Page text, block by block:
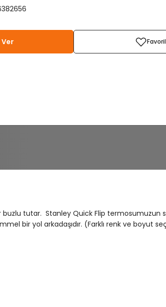
buzlu tutar. Stanley Quick Flip termosumuzun
bir yol arkadaşıdır. (Farklı renk ve boyut